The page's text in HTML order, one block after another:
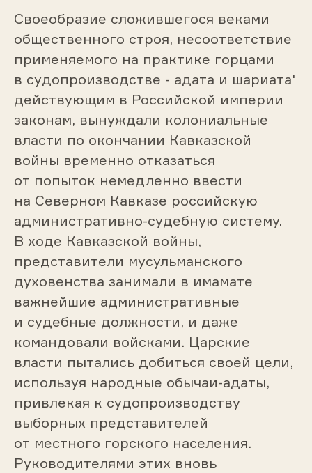
Своеобразие сложившегося веками
общественного строя, несоответствие
применяемого на практике горцами
в судопроизводстве - адата и шариата'
действующим в Российской империи
законам, вынуждали колониальные
власти по окончании Кавказской
войны временно отказаться
от попыток немедленно ввести
на Северном Кавказе российскую
административно-судебную систему.
В ходе Кавказской войны,
представители мусульманского
духовенства занимали в имамате
важнейшие административные
и судебные должности, и даже
командовали войсками. Царские
власти пытались добиться своей цели,
используя народные обычаи-адаты,
привлекая к судопроизводству
выборных представителей
от местного горского населения.
Руководителями этих вновь